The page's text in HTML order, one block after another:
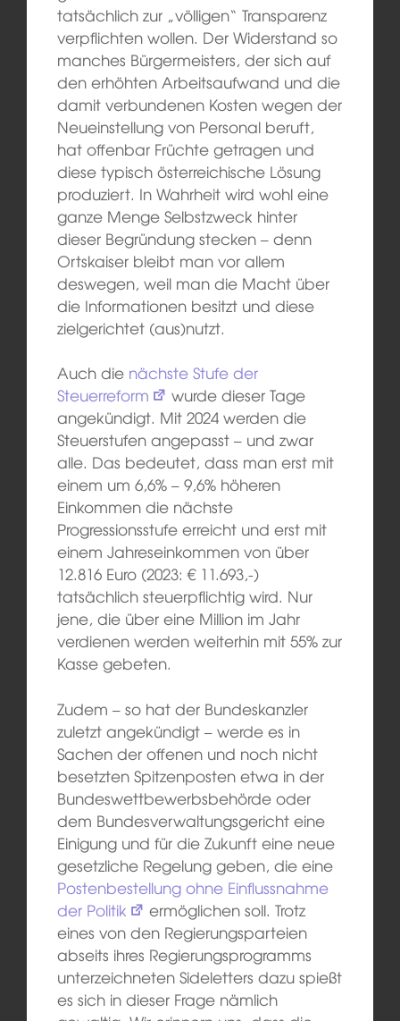
tatsächlich zur „völligen“ Transparenz
verpflichten wollen. Der Widerstand so
manches Bürgermeisters, der sich auf
den erhöhten Arbeitsaufwand und die
damit verbundenen Kosten wegen der
Neueinstellung von Personal beruft,
hat offenbar Früchte getragen und
diese typisch österreichische Lösung
produziert. In Wahrheit wird wohl eine
ganze Menge Selbstzweck hinter
dieser Begründung stecken – denn
Ortskaiser bleibt man vor allem
deswegen, weil man die Macht über
die Informationen besitzt und diese
zielgerichtet (aus)nutzt.
Auch die nächste Stufe der
Steuerreform
wurde dieser Tage
angekündigt. Mit 2024 werden die
Steuerstufen angepasst – und zwar
alle. Das bedeutet, dass man erst mit
einem um 6,6% – 9,6% höheren
Einkommen die nächste
Progressionsstufe erreicht und erst mit
einem Jahreseinkommen von über
12.816 Euro (2023: € 11.693,-)
tatsächlich steuerpflichtig wird. Nur
jene, die über eine Million im Jahr
verdienen werden weiterhin mit 55% zur
Kasse gebeten.
Zudem – so hat der Bundeskanzler
zuletzt angekündigt – werde es in
Sachen der offenen und noch nicht
besetzten Spitzenposten etwa in der
Bundeswettbewerbsbehörde oder
dem Bundesverwaltungsgericht eine
Einigung und für die Zukunft eine neue
gesetzliche Regelung geben, die eine
Postenbestellung ohne Einflussnahme
der Politik
ermöglichen soll. Trotz
eines von den Regierungsparteien
abseits ihres Regierungsprogramms
unterzeichneten Sideletters dazu spießt
es sich in dieser Frage nämlich